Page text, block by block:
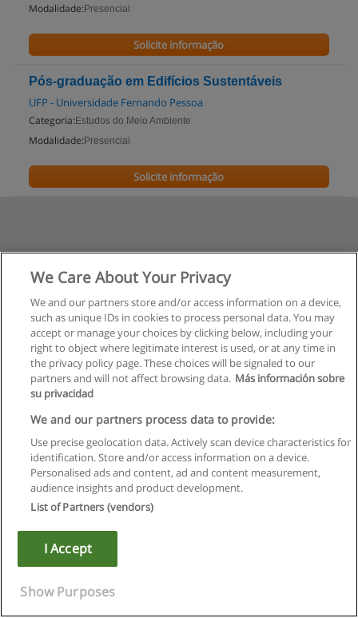
Modalidade: Presencial
Solicite informação
Pós-graduação em Edifícios Sustentáveis
UFP - Universidade Fernando Pessoa
Categoria: Estudos do Meio Ambiente
Modalidade: Presencial
Solicite informação
Regras de uso
Privacidade de dados
Copyright © Educaedu Business S.L. - CIF : B-95610580: -
We Care About Your Privacy
We and our partners store and/or access information on a device,
such as unique IDs in cookies to process personal data. You may
accept or manage your choices by clicking below, including your
right to object where legitimate interest is used, or at any time in
the privacy policy page. These choices will be signaled to our
partners and will not affect browsing data. Más información sobre
su privacidad
We and our partners process data to provide:
Use precise geolocation data. Actively scan device characteristics for
identification. Store and/or access information on a device.
Personalised ads and content, ad and content measurement,
audience insights and product development.
List of Partners (vendors)
I Accept
Show Purposes